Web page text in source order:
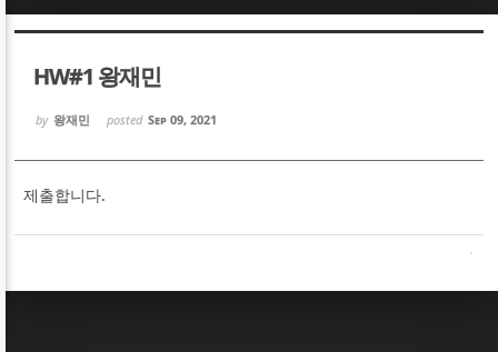
HW#1 왕재민
by 왕재민 posted Sep 09, 2021
제출합니다.
Sketchbook5, 스케치북5
Sketchbook5, 스케치북5
Sketchbook5, 스케치북5
Sketchbook5, 스케치북5